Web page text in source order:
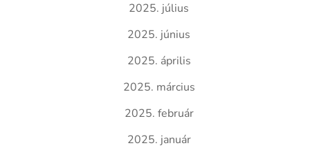
2025. július
2025. június
2025. április
2025. március
2025. február
2025. január